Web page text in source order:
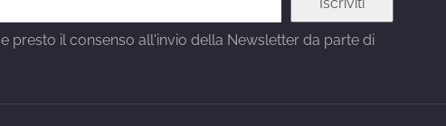
e presto il consenso all'invio della Newsletter da parte di